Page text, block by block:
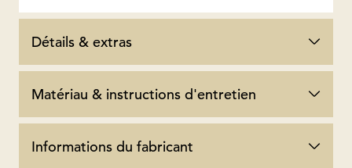
Détails & extras
Matériau & instructions d'entretien
Informations du fabricant